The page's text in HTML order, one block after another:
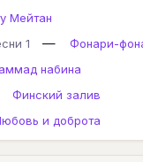
Мейтан
1
—
Фонари-
набина
Финский залив
и доброта